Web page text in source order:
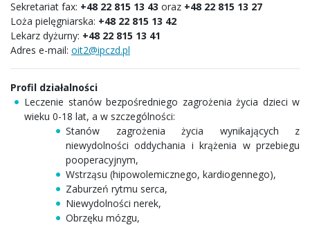
Sekretariat fax: +48 22 815 13 43 oraz +48 22 815 13 27
Loża pielęgniarska: +48 22 815 13 42
Lekarz dyżurny: +48 22 815 13 41
Adres e-mail: oit2@ipczd.pl
Profil działalności
Leczenie stanów bezpośredniego zagrożenia życia dzieci w
wieku 0-18 lat, a w szczególności:
Stanów zagrożenia życia wynikających z
niewydolności oddychania i krążenia w przebiegu
pooperacyjnym,
Wstrząsu (hipowolemicznego, kardiogennego),
Zaburzeń rytmu serca,
Niewydolności nerek,
Obrzęku mózgu,